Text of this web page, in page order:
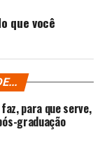
que você
para que serve,
graduação